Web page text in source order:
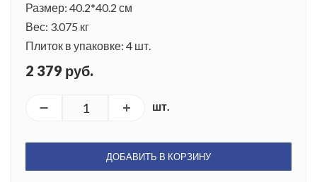
Размер: 40.2*40.2 см
Вес: 3.075 кг
Плиток в упаковке: 4 шт.
2 379 руб.
шт.
ДОБАВИТЬ В КОРЗИНУ